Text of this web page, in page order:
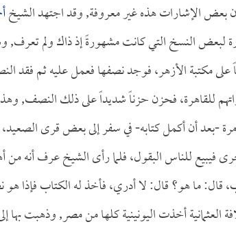
بعض الإشارات هذه غير معروفة, وقد اجتهد الشيخ
لبعض النسخ التي كانت مشهورةً إذ ذاك ولم تعرف,
على مكتبة الأزهر، فوجد نصفها فعمل عليه ثم فقد
للقاهرة، فحزن حزناً شديداً على ذلك النصف,
بعد أن أكمل كتابه- في سفر إلى بعض قرى الصعيد،
فيبيع للناس البقول، فلما رأى الشيخ عرف أنه
ما هو؟ قال: لا أدري، فأخذ له الكتاب فإذا هو
العثمانية أخذت اليونينية كلها من مصر, وذهبت